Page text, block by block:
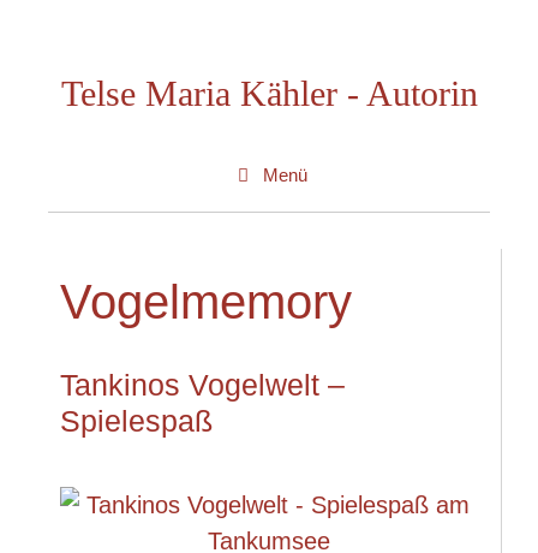
springenTelse Maria Kähler - Autorin
Menü
Vogelmemory
Tankinos Vogelwelt –
Spielespaß